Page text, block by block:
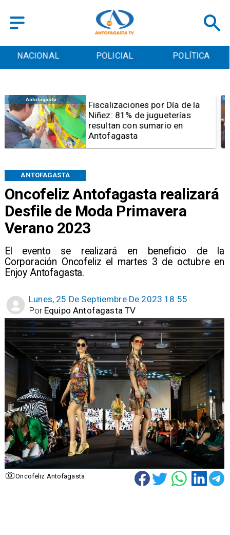
POLICIAL POLÍTICA CULTURA
Oncofeliz Antofagasta realizará
Desfile de Moda Primavera
Verano 2023
El evento se realizará en beneficio de la
Corporación Oncofeliz el martes 3 de octubre en
Enjoy Antofagasta.
ANTOFAGASTA
Lunes, 25 De Septiembre De 2023 18:55
Equipo Antofagasta TV
Por
Oncofeliz Antofagasta
Antofagasta
Tribunal frena opción de pena
mixta para Karen Rojo por ahora